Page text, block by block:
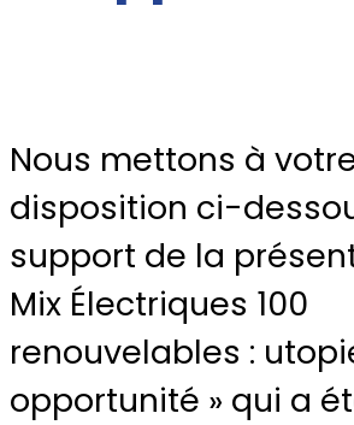
Nous mettons à
disposition ci-
support de la
Mix Électriques 100
renouvelables :
opportunité » qui a